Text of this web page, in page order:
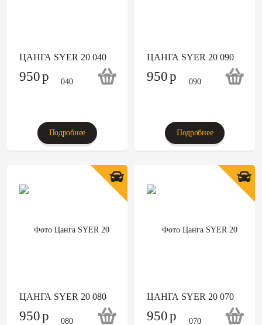
ЦАНГА SYER 20 040
950p
Подробнее
ЦАНГА SYER 20 090
950p
Подробнее
ЦАНГА SYER 20 080
950p
ЦАНГА SYER 20 070
950p